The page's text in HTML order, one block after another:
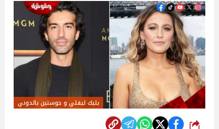
بليك ليفلي و جوستين بالدوني